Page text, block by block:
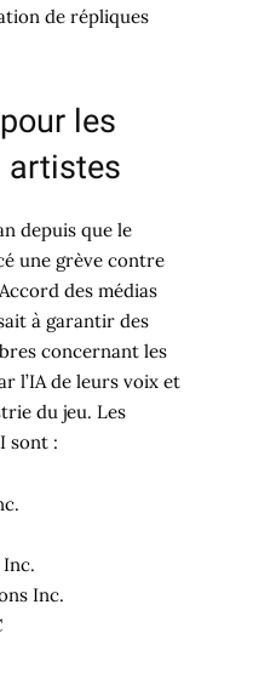
de répliques
les
artistes
depuis que le
une grève contre
des médias
à garantir des
concernant les
l’IA de leurs voix et
du jeu. Les
sont :
Inc.